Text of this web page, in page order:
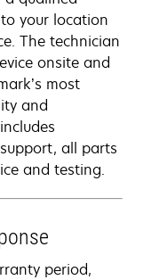
your location
The technician
onsite and
most
and
all parts
and testing.
period,